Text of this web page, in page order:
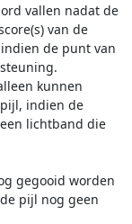
vallen nadat de
van de
de punt van
kunnen
indien de
lichtband die
gegooid worden
pijl nog geen